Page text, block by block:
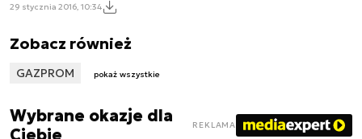
29 stycznia 2016, 10:34
Zobacz również
GAZPROM pokaż wszystkie
Wybrane okazje dla
REKLAMA